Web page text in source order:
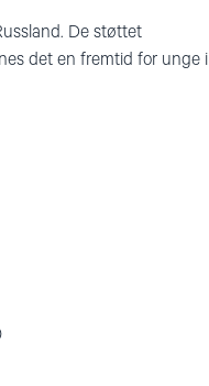
De støttet
det en fremtid for unge i